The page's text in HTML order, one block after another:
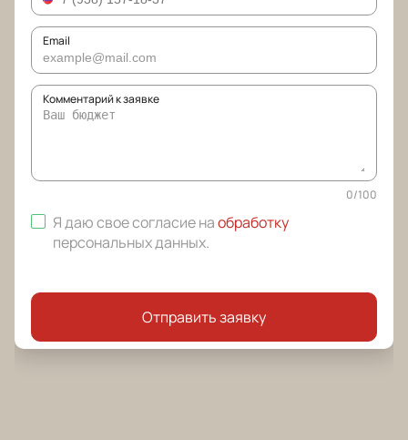
Email
Комментарий к заявке
0/100
Я даю свое согласие наобработку
персональных данных.
Отправить заявку